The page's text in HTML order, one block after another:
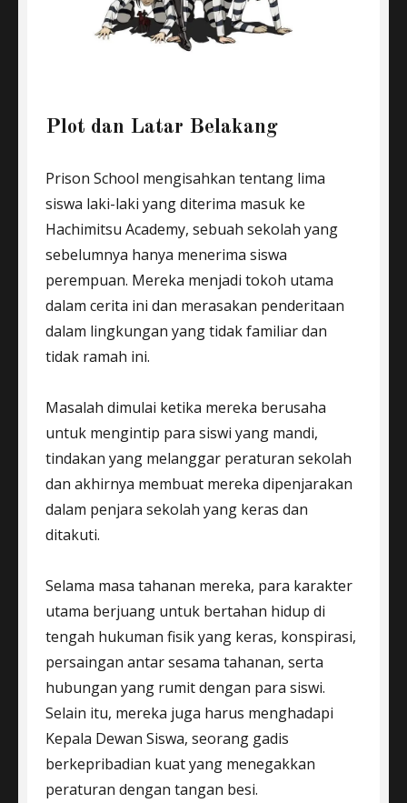
Plot dan Latar Belakang
Prison School mengisahkan tentang lima
siswa laki-laki yang diterima masuk ke
Hachimitsu Academy, sebuah sekolah yang
sebelumnya hanya menerima siswa
perempuan. Mereka menjadi tokoh utama
dalam cerita ini dan merasakan penderitaan
dalam lingkungan yang tidak familiar dan
tidak ramah ini.
Masalah dimulai ketika mereka berusaha
untuk mengintip para siswi yang mandi,
tindakan yang melanggar peraturan sekolah
dan akhirnya membuat mereka dipenjarakan
dalam penjara sekolah yang keras dan
ditakuti.
Selama masa tahanan mereka, para karakter
utama berjuang untuk bertahan hidup di
tengah hukuman fisik yang keras, konspirasi,
persaingan antar sesama tahanan, serta
hubungan yang rumit dengan para siswi.
Selain itu, mereka juga harus menghadapi
Kepala Dewan Siswa, seorang gadis
berkepribadian kuat yang menegakkan
peraturan dengan tangan besi.